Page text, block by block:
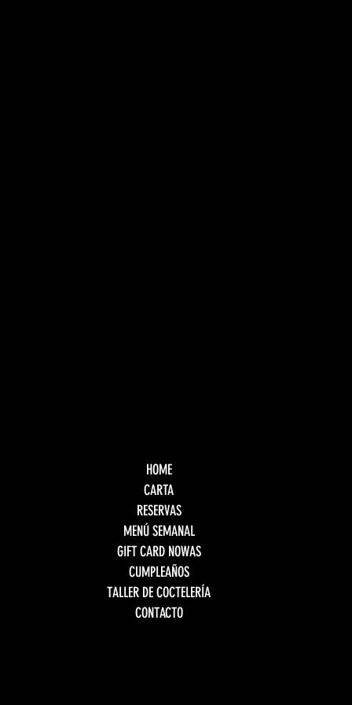
HOME
CARTA
RESERVAS
MENÚ SEMANAL
GIFT CARD NOWAS
CUMPLEAÑOS
TALLER DE COCTELERÍA
CONTACTO